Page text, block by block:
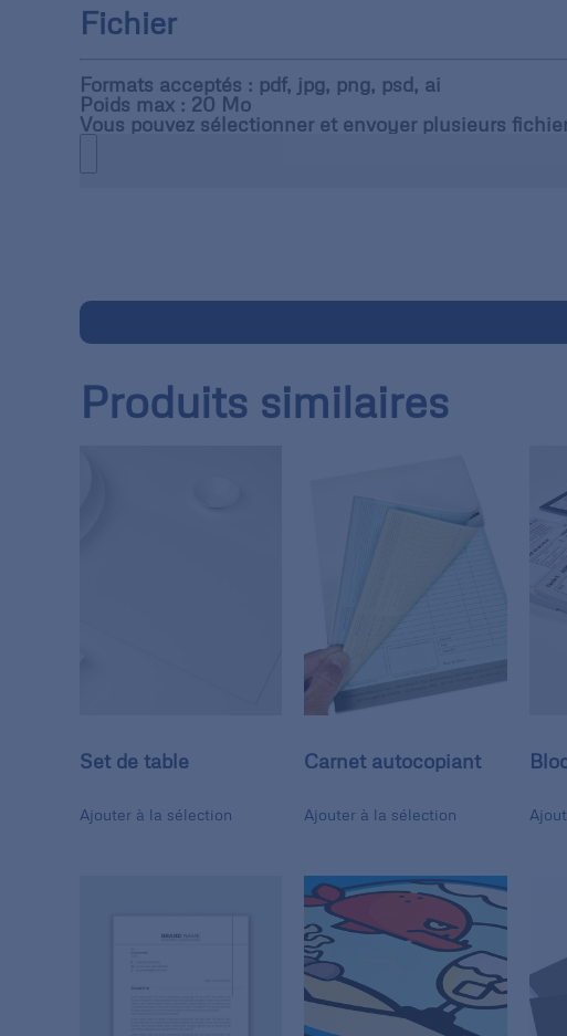
Fichier
Formats acceptés : pdf, jpg, png, psd, ai
Poids max : 20 Mo
Vous pouvez sélectionner et envoyer plusieurs
Produits similaires
Set de table
Ajouter à la sélection
Carnet autocopiant
Ajouter à la sélection